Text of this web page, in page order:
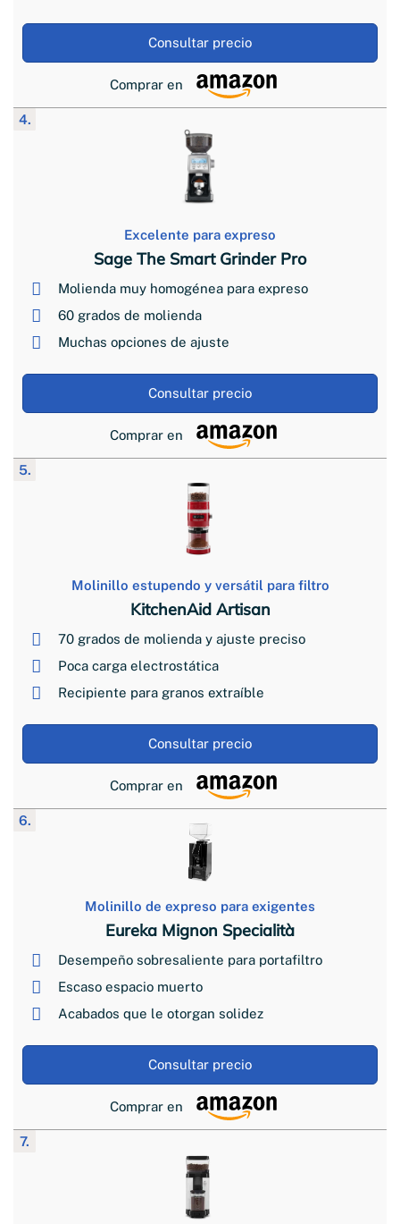
Consultar precio
Comprar en
4.
Excelente para expreso
Sage The Smart Grinder Pro
Molienda muy homogénea para expreso
60 grados de molienda
Muchas opciones de ajuste
Consultar precio
Comprar en
5.
Molinillo estupendo y versátil para filtro
KitchenAid Artisan
70 grados de molienda y ajuste preciso
Poca carga electrostática
Recipiente para granos extraíble
Consultar precio
Comprar en
6.
Molinillo de expreso para exigentes
Eureka Mignon Specialità
Desempeño sobresaliente para portafiltro
Escaso espacio muerto
Acabados que le otorgan solidez
Consultar precio
Comprar en
7.